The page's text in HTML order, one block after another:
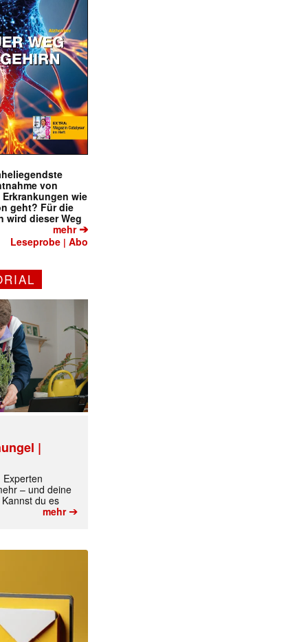
von
wie
geht? Für die
wird dieser Weg
mehr➔
Leseprobe |Abo
|
Experten
– und deine
du es
mehr➔